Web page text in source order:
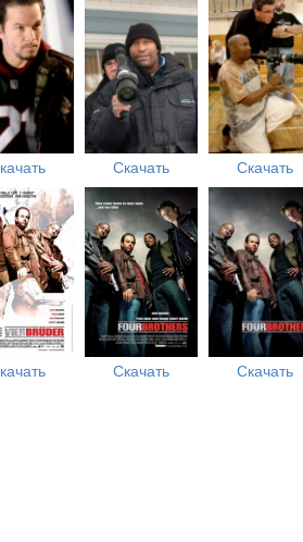
Скачать Скачать
Скачать Скачать